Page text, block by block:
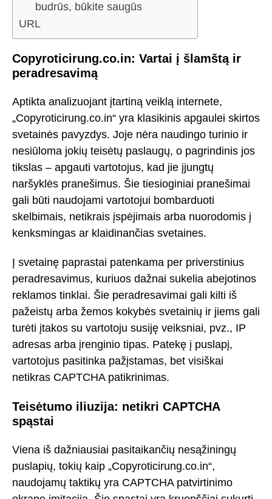
budrūs, būkite saugūs
URL
Copyroticirung.co.in: Vartai į šlamštą ir
peradresavimą
Aptikta analizuojant įtartiną veiklą internete,
„Copyroticirung.co.in“ yra klasikinis apgaulei skirtos
svetainės pavyzdys. Joje nėra naudingo turinio ir
nesiūloma jokių teisėtų paslaugų, o pagrindinis jos
tikslas – apgauti vartotojus, kad jie įjungtų
naršyklės pranešimus. Šie tiesioginiai pranešimai
gali būti naudojami vartotojui bombarduoti
skelbimais, netikrais įspėjimais arba nuorodomis į
kenksmingas ar klaidinančias svetaines.
Į svetainę paprastai patenkama per priverstinius
peradresavimus, kuriuos dažnai sukelia abejotinos
reklamos tinklai. Šie peradresavimai gali kilti iš
pažeistų arba žemos kokybės svetainių ir jiems gali
turėti įtakos su vartotoju susiję veiksniai, pvz., IP
adresas arba įrenginio tipas. Patekę į puslapį,
vartotojus pasitinka pažįstamas, bet visiškai
netikras CAPTCHA patikrinimas.
Teisėtumo iliuzija: netikri CAPTCHA
spąstai
Viena iš dažniausiai pasitaikančių nesąžiningų
puslapių, tokių kaip „Copyroticirung.co.in“,
naudojamų taktikų yra CAPTCHA patvirtinimo